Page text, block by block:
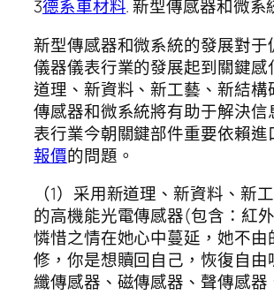
3德系車材料. 新型傳感器和微系
新型傳感器和微系統的發展對于
儀器儀表行業的發展起到關鍵感
道理、新資料、新工藝、新結構
傳感器和微系統將有助于解決信
表行業今朝關鍵部件重要依賴進
報價的問題。
（1）采用新道理、新資料、新
的高機能光電傳感器(包含：紅
憐惜之情在她心中蔓延，她不由
修，你是想贖回自己，恢復自由
纖傳感器、磁傳感器、聲傳感器